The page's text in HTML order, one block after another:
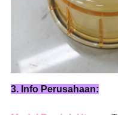
3. Info Perusahaan: